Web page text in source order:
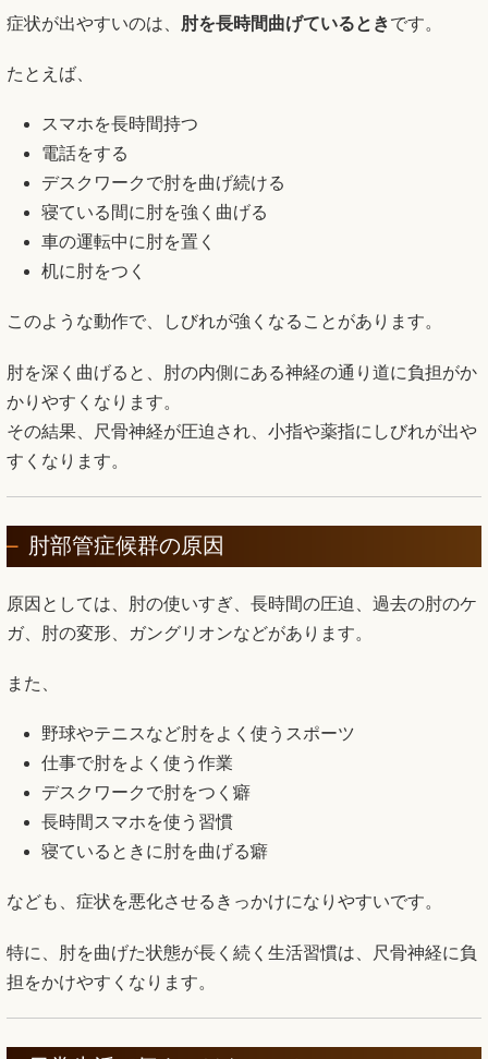
症状が出やすいのは、 肘を長時間曲げているときです。
たとえば、
スマホを長時間持つ
電話をする
デスクワークで肘を曲げ続ける
寝ている間に肘を強く曲げる
車の運転中に肘を置く
机に肘をつく
このような動作で、しびれが強くなることがあります。
肘を深く曲げると、肘の内側にある神経の通り道に負担がか
かりやすくなります。
その結果、尺骨神経が圧迫され、小指や薬指にしびれが出や
すくなります。
肘部管症候群の原因
原因としては、肘の使いすぎ、長時間の圧迫、過去の肘のケ
ガ、肘の変形、ガングリオンなどがあります。
また、
野球やテニスなど肘をよく使うスポーツ
仕事で肘をよく使う作業
デスクワークで肘をつく癖
長時間スマホを使う習慣
寝ているときに肘を曲げる癖
なども、症状を悪化させるきっかけになりやすいです。
特に、肘を曲げた状態が長く続く生活習慣は、尺骨神経に負
担をかけやすくなります。